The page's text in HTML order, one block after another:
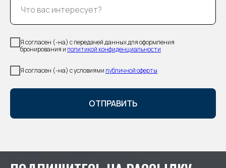
Я согласен (-на) с передачей данных для оформления
бронирования и политикой конфиденциальности
Я согласен (-на) с условиями публичной оферты
ОТПРАВИТЬ